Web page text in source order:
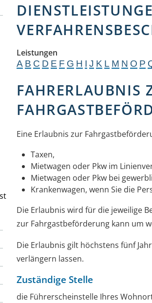
Leistungen
A B C D E F G H I J K L M N O P
FAHRERLAUBNIS
Eine Erlaubnis zur
Taxen,
Mietwagen oder Pkw im
Mietwagen oder Pkw bei
Krankenwagen, wenn Sie die
Die Erlaubnis wird für die jeweilige
zur Fahrgastbeförderung kann um
Die Erlaubnis gilt höchstens fünf
verlängern lassen.
Zuständige Stelle
die Führerscheinstelle Ihres